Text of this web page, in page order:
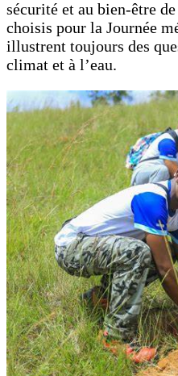
sécurité et au bien-être
choisis pour la Journée
illustrent toujours des
climat et à l’eau.